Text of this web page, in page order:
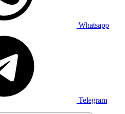
Whatsapp
Telegram